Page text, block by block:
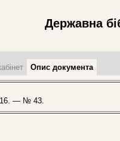
Державна
Опис документа
— № 43.